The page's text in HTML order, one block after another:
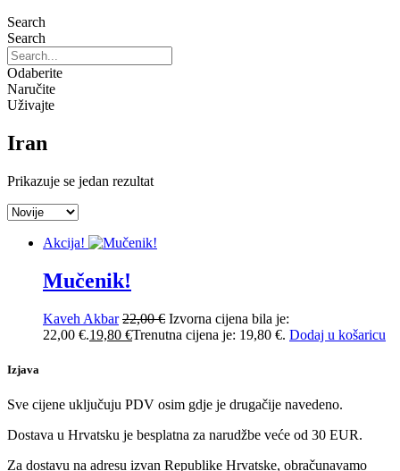
Search
Search
Odaberite
Naručite
Uživajte
Iran
Prikazuje se jedan rezultat
Akcija!
Mučenik!
Kaveh Akbar 22,00€ Izvorna cijena bila je:
22,00 €.19,80 €Trenutna cijena je: 19,80 €. Dodaj u košaricu
Izjava
Sve cijene uključuju PDV osim gdje je drugačije navedeno.
Dostava u Hrvatsku je besplatna za narudžbe veće od 30 EUR.
Za dostavu na adresu izvan Republike Hrvatske, obračunavamo